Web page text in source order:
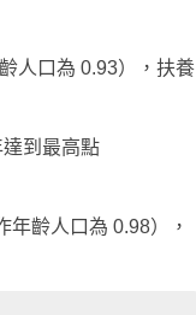
人口為 0.93），扶養
到最高點
齡人口為 0.98），